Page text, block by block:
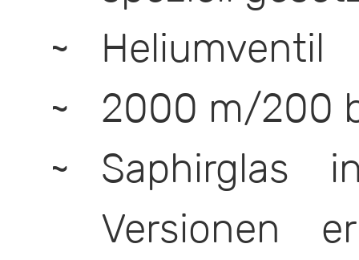
Heliumventil
2000 m/200
Saphirglas
Versionen